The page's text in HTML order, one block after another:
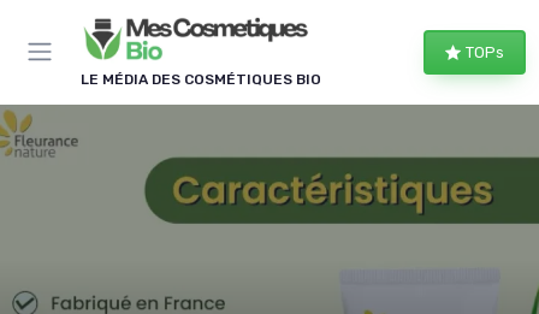
LE MÉDIA DES COSMÉTIQUES BIO
TOPs
Panneau de gestion des cookies